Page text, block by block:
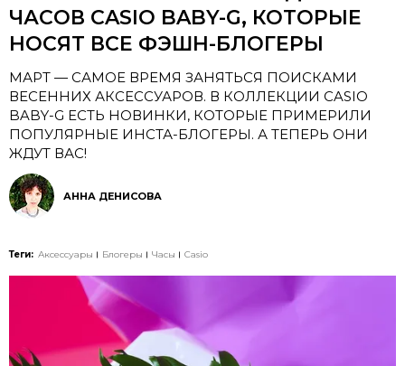
ЧАСОВ CASIO BABY-G, КОТОРЫЕ
НОСЯТ ВСЕ ФЭШН-БЛОГЕРЫ
МАРТ — САМОЕ ВРЕМЯ ЗАНЯТЬСЯ ПОИСКАМИ
ВЕСЕННИХ АКСЕССУАРОВ. В КОЛЛЕКЦИИ CASIO
BABY-G ЕСТЬ НОВИНКИ, КОТОРЫЕ ПРИМЕРИЛИ
ПОПУЛЯРНЫЕ ИНСТА-БЛОГЕРЫ. А ТЕПЕРЬ ОНИ
ЖДУТ ВАС!
АННА ДЕНИСОВА
Теги: Аксессуары Блогеры Часы Casio